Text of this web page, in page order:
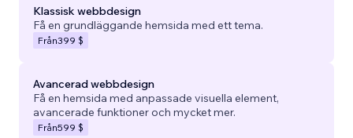
Klassisk webbdesign
Få en grundläggande hemsida med ett tema.
Från399 $
Avancerad webbdesign
Få en hemsida med anpassade visuella element,
avancerade funktioner och mycket mer.
Från599 $